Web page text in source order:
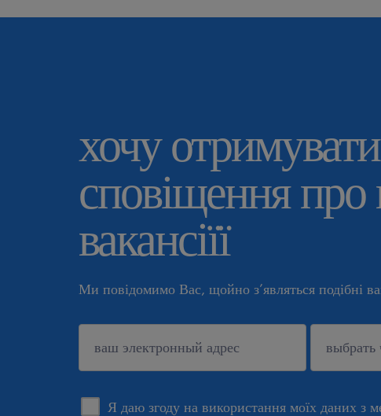
хочу отримувати
сповіщення про
вакансіїї
Ми повідомимо Вас, щойно з’являться подібні
Я даю згоду на використання моїх даних з
підтверджувати